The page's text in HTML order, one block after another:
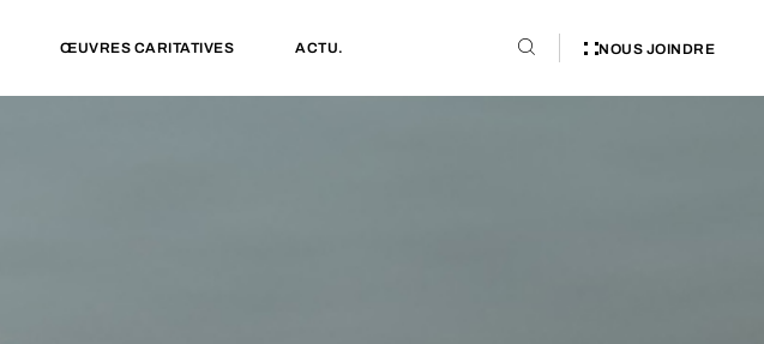
ŒUVRES CARITATIVES ACTU. NOUS JOINDRE